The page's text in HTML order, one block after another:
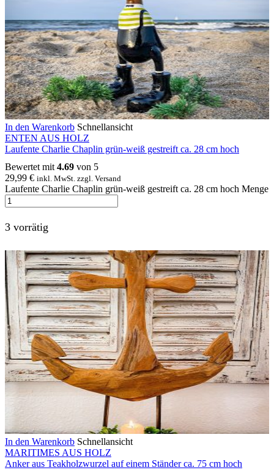
In den Warenkorb Schnellansicht
ENTEN AUS HOLZ
Laufente Charlie Chaplin grün-weiß gestreift ca. 28 cm hoch
Bewertet mit 4.69 von 5
29,99 € inkl. MwSt. zzgl. Versand
Laufente Charlie Chaplin grün-weiß gestreift ca. 28 cm hoch Menge
3 vorrätig
In den Warenkorb Schnellansicht
MARITIMES AUS HOLZ
Anker aus Teakholzwurzel auf einem Ständer ca. 75 cm hoch